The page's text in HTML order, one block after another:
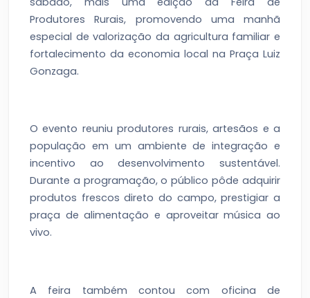
Produtores Rurais, promovendo uma manhã
especial de valorização da agricultura familiar e
fortalecimento da economia local na Praça Luiz
Gonzaga.
O evento reuniu produtores rurais, artesãos e a
população em um ambiente de integração e
incentivo ao desenvolvimento sustentável.
Durante a programação, o público pôde adquirir
produtos frescos direto do campo, prestigiar a
praça de alimentação e aproveitar música ao
vivo.
A feira também contou com oficina de